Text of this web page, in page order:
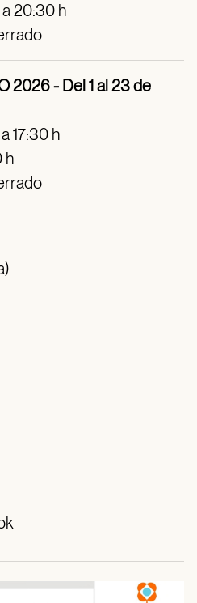
20:30 h
2026 - Del 1 al 23 de
17:30 h
h